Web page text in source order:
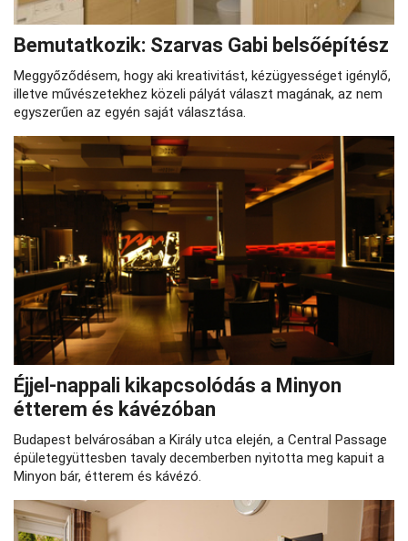
Bemutatkozik: Szarvas Gabi belsőépítész
Meggyőződésem, hogy aki kreativitást, kézügyességet igénylő,
illetve művészetekhez közeli pályát választ magának, az nem
egyszerűen az egyén saját választása.
Éjjel-nappali kikapcsolódás a Minyon
étterem és kávézóban
Budapest belvárosában a Király utca elején, a Central Passage
épületegyüttesben tavaly decemberben nyitotta meg kapuit a
Minyon bár, étterem és kávézó.